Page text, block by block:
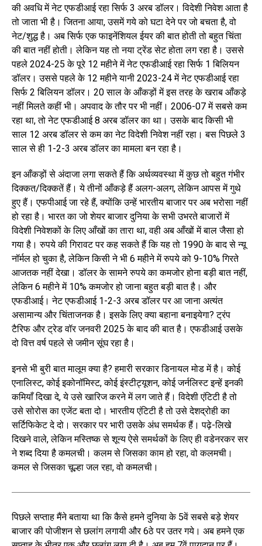
की अवधि में नेट एफडीआई रहा सिर्फ 3 अरब डॉलर। विदेशी निवेश आता है
तो जाता भी है। जितना आया, उसमें गये को घटा देने पर जो बचता है, वो
नेट/शुद्ध है। अब सिर्फ एक फाइनेंशियल ईयर की बात होती तो बहुत चिंता
की बात नहीं होती। लेकिन यह तो नया ट्रेंड सेट होता लग रहा है। उससे
पहले 2024-25 के पूरे 12 महीने में नेट एफडीआई रहा सिर्फ 1 बिलियन
डॉलर। उससे पहले के 12 महीने यानी 2023-24 में नेट एफडीआई रहा
सिर्फ 2 बिलियन डॉलर। 20 साल के आँकड़ों में इस तरह के खराब आँकड़े
नहीं मिलते कहीं भी। अपवाद के तौर पर भी नहीं। 2006-07 में सबसे कम
रहा था, तो नेट एफडीआई 8 अरब डॉलर का था। उसके बाद किसी भी
साल 12 अरब डॉलर से कम का नेट विदेशी निवेश नहीं रहा। बस पिछले 3
साल से ही 1-2-3 अरब डॉलर का मामला बन रहा है।
इन आँकड़ों से अंदाजा लगा सकते हैं कि अर्थव्यवस्था में कुछ तो बहुत गंभीर
दिक्कत/दिक्कतें हैं। ये तीनों आँकड़े हैं अलग-अलग, लेकिन आपस में गुथे
हुए हैं। एफपीआई जा रहे हैं, क्योंकि उन्हें भारतीय बाजार पर अब भरोसा नहीं
हो रहा है। भारत का जो शेयर बाजार दुनिया के सभी उभरते बाजारों में
विदेशी निवेशकों के लिए आँखों का तारा था, वही अब आँखों में बाल जैसा हो
गया है। रुपये की गिरावट पर कह सकते हैं कि यह तो 1990 के बाद से न्यू
नॉर्मल हो चुका है, लेकिन किसी ने भी 6 महीने में रुपये को 9-10% गिरते
आजतक नहीं देखा। डॉलर के सामने रुपये का कमजोर होना बड़ी बात नहीं,
लेकिन 6 महीने में 10% कमजोर हो जाना बहुत बड़ी बात है। और
एफडीआई। नेट एफडीआई 1-2-3 अरब डॉलर पर आ जाना अत्यंत
असामान्य और चिंताजनक है। इसके लिए क्या बहाना बनाइयेगा? ट्रंप
टैरिफ और ट्रेड वॉर जनवरी 2025 के बाद की बात है। एफडीआई उसके
दो वित्त वर्ष पहले से जमीन सूंघ रहा है।
इनसे भी बुरी बात मालूम क्या है? हमारी सरकार डिनायल मोड में है। कोई
एनालिस्ट, कोई इकोनॉमिस्ट, कोई इंस्टीट्यूशन, कोई जर्नलिस्ट इन्हें इनकी
कमियाँ दिखा दे, ये उसे खारिज करने में लग जाते हैं। विदेशी एंटिटी है तो
उसे सोरोस का एजेंट बता दो। भारतीय एंटिटी है तो उसे देशद्रोही का
सर्टिफिकेट दे दो। सरकार पर भारी उसके अंध समर्थक हैं। पढ़े-लिखे
दिखने वाले, लेकिन मस्तिष्क से शून्य ऐसे समर्थकों के लिए ही वडेनरकर सर
ने शब्द दिया है कमलची। कलम से जिसका काम हो रहा, वो कलमची।
कमल से जिसका चूल्हा जल रहा, वो कमलची।
पिछले सप्ताह मैंने बताया था कि कैसे हमने दुनिया के 5वें सबसे बड़े शेयर
बाजार की पोजीशन से छलांग लगायी और 6ठे पर उतर गये। अब हमने एक